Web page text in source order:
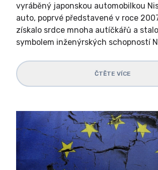
vyráběný japonskou automobilkou
auto, poprvé představené v roce
získalo srdce mnoha autíčkářů a
symbolem inženýrských schopností
ČTĚTE VÍCE